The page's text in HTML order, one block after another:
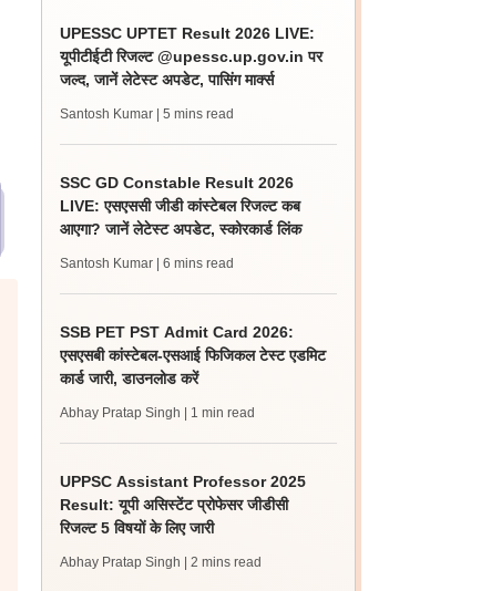
UPESSC UPTET Result 2026 LIVE:
यूपीटीईटी रिजल्ट @upessc.up.gov.in पर
जल्द, जानें लेटेस्ट अपडेट, पासिंग मार्क्स
Santosh Kumar | 5 mins read
SSC GD Constable Result 2026
LIVE: एसएससी जीडी कांस्टेबल रिजल्ट कब
आएगा? जानें लेटेस्ट अपडेट, स्कोरकार्ड लिंक
Santosh Kumar | 6 mins read
SSB PET PST Admit Card 2026:
एसएसबी कांस्टेबल-एसआई फिजिकल टेस्ट एडमिट
कार्ड जारी, डाउनलोड करें
Abhay Pratap Singh | 1 min read
UPPSC Assistant Professor 2025
Result: यूपी असिस्टेंट प्रोफेसर जीडीसी
रिजल्ट 5 विषयों के लिए जारी
Abhay Pratap Singh | 2 mins read